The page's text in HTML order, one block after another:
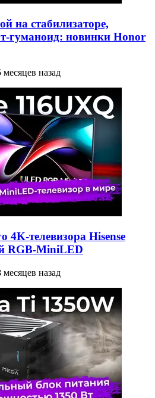
на стабилизаторе,
гуманоид: новинки Honor
месяцев назад
4K-телевизора Hisense
RGB-MiniLED
месяцев назад